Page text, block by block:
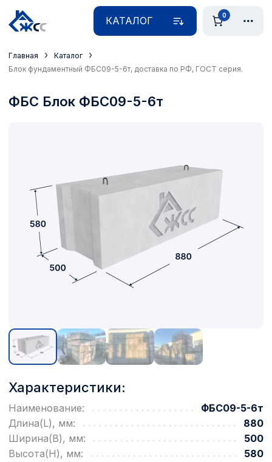
КАТАЛОГ 0
Главная › Каталог ›
Блок фундаментный ФБС09-5-6т, доставка по РФ, ГОСТ серия.
ФБС Блок ФБС09-5-6т
Характеристики:
Наименование:
ФБС09-5-6т
Длина(L), мм:
880
Ширина(B), мм:
500
Высота(H), мм:
580